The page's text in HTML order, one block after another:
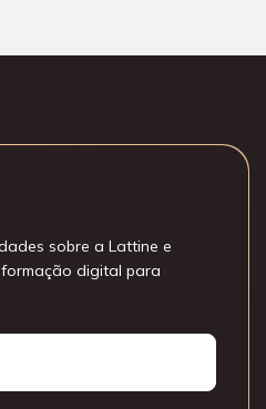
sobre a Lattine e
digital para